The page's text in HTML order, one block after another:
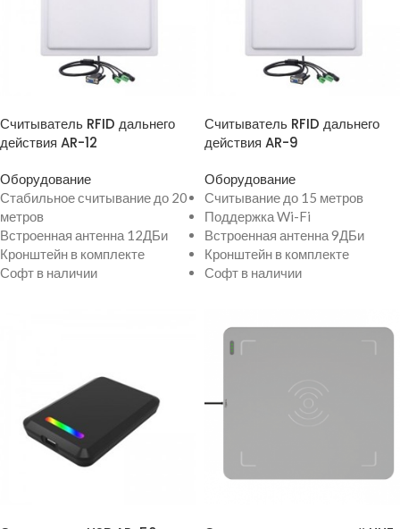
Считыватель RFID дальнего
действия AR-12
Оборудование
Стабильное считывание до 20
метров
Встроенная антенна 12ДБи
Кронштейн в комплекте
Софт в наличии
Считыватель RFID дальнего
действия AR-9
Оборудование
Считывание до 15 метров
Поддержка Wi-Fi
Встроенная антенна 9ДБи
Кронштейн в комплекте
Софт в наличии